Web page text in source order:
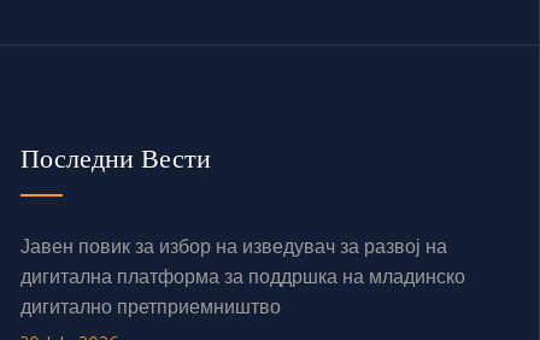
Последни Вести
Јавен повик за избор на изведувач за развој на
дигитална платформа за поддршка на младинско
дигитално претприемништво